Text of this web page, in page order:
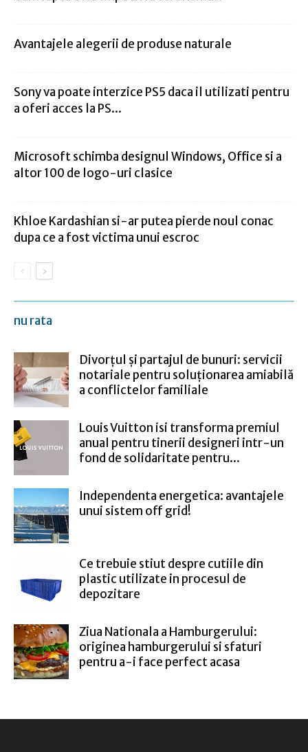
Avantajele alegerii de produse naturale
Sony va poate interzice PS5 daca il utilizati pentru
a oferi acces la PS...
Microsoft schimba designul Windows, Office si a
altor 100 de logo-uri clasice
Khloe Kardashian si-ar putea pierde noul conac
dupa ce a fost victima unui escroc
nu rata
Divorțul și partajul de bunuri: servicii
notariale pentru soluționarea amiabilă
a conflictelor familiale
Louis Vuitton isi transforma premiul
anual pentru tinerii designeri intr-un
fond de solidaritate pentru...
Independenta energetica: avantajele
unui sistem off grid!
Ce trebuie stiut despre cutiile din
plastic utilizate in procesul de
depozitare
Ziua Nationala a Hamburgerului:
originea hamburgerului si sfaturi
pentru a-i face perfect acasa